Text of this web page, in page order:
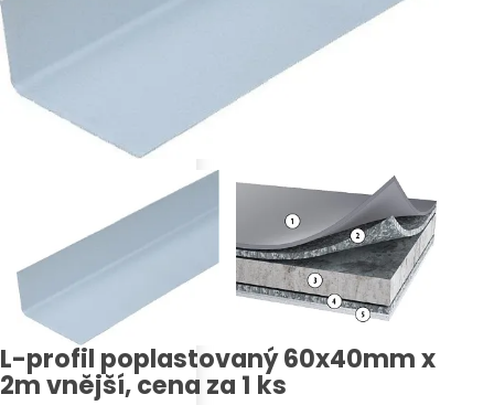
L-profil poplastovaný 60x40mm x
2m vnější, cena za 1 ks